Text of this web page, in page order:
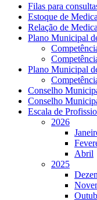
Filas para
Estoque de
Relação de
Plano Municipal
Plano Municipal
Conselho
Conselho
Escala de
2026
Abril
2025